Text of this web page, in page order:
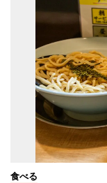
食べる